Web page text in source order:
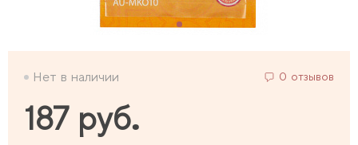
Нет в наличии 0 отзывов
187 руб.